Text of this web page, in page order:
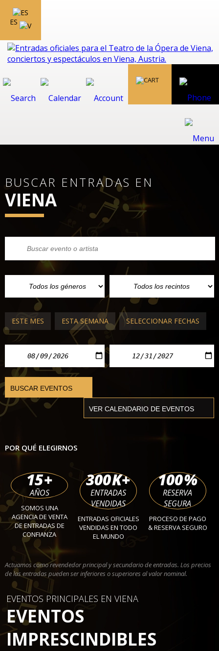
ES
BUSCAR ENTRADAS EN
VIENA
ESTE MES ESTA SEMANA SELECCIONAR FECHAS
POR QUÉ ELEGIRNOS
15+
AÑOS
SOMOS UNA
AGENCIA DE VENTA
DE ENTRADAS DE
CONFIANZA
300K+
ENTRADAS
VENDIDAS
ENTRADAS OFICIALES
VENDIDAS EN TODO
EL MUNDO
100%
RESERVA
SEGURA
PROCESO DE PAGO
& RESERVA SEGURO
Actuamos como revendedor principal y secundario de entradas. Los precios
de las entradas pueden ser inferiores o superiores al valor nominal.
EVENTOS PRINCIPALES EN VIENA
EVENTOS
IMPRESCINDIBLES